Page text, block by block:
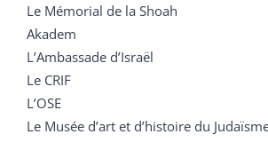
Le Mémorial de la Shoah
Akadem
L’Ambassade d’Israël
Le CRIF
L’OSE
Le Musée d’art et d’histoire du